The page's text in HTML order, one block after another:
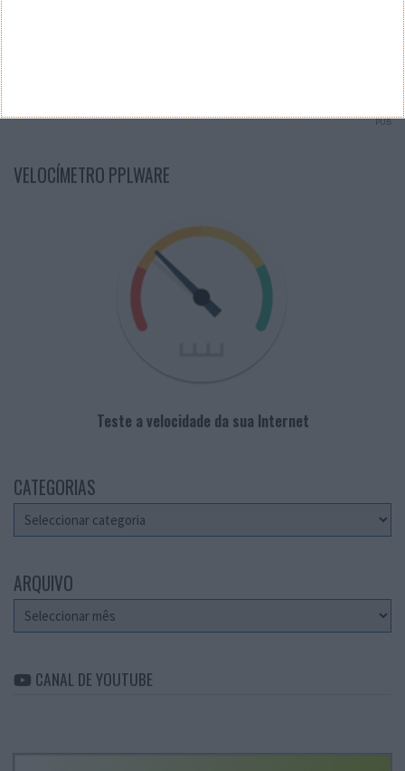
PUB
VELOCÍMETRO PPLWARE
Teste a velocidade da sua Internet
CATEGORIAS
Categorias
ARQUIVO
Arquivo
CANAL DE YOUTUBE